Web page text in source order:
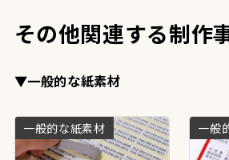
その他関連する制作
▼一般的な紙素材
一般的な紙素材 一般